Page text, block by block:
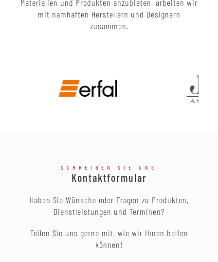
Materialien und Produkten anzubieten, arbeiten wir
mit namhaften Herstellern und Designern
zusammen.
SCHREIBEN SIE UNS
Kontaktformular
Haben Sie Wünsche oder Fragen zu Produkten,
Dienstleistungen und Terminen?
Teilen Sie uns gerne mit, wie wir Ihnen helfen
können!